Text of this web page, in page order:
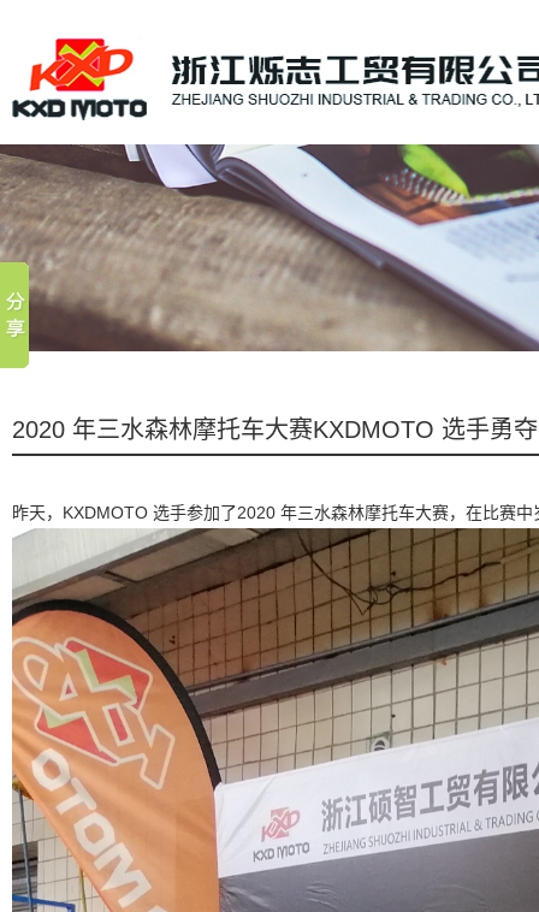
2020 年三水森林摩托车大赛KXDMOTO 选手勇
昨天，KXDMOTO 选手参加了2020 年三水森林摩托车大赛，在比赛中